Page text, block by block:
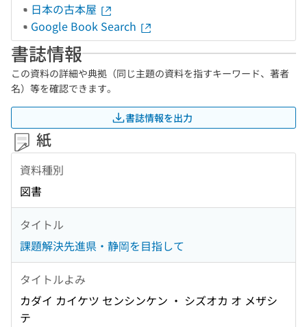
日本の古本屋
Google Book Search
書誌情報
この資料の詳細や典拠（同じ主題の資料を指すキーワード、著者
名）等を確認できます。
書誌情報を出力
紙
資料種別
図書
タイトル
課題解決先進県・静岡を目指して
タイトルよみ
カダイ カイケツ センシンケン ・ シズオカ オ メザシ
テ